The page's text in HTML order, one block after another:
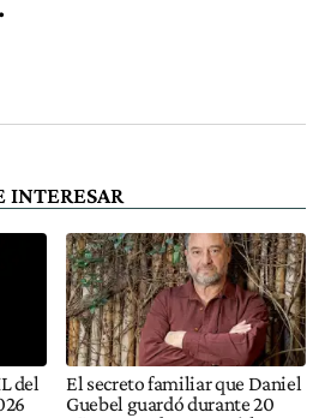
INTERESAR
del
El secreto familiar que Daniel
Guebel guardó durante 20